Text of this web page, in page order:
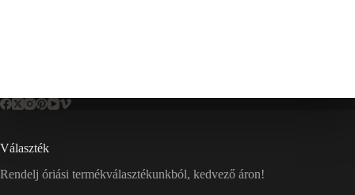
Választék
Rendelj óriási termékválasztékunkból, kedvező áron!